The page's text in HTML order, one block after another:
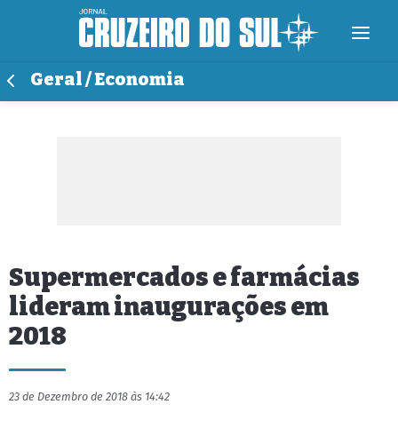
Geral / Economia
Supermercados e farmácias
lideram inaugurações em
2018
23 de Dezembro de 2018 às 14:42